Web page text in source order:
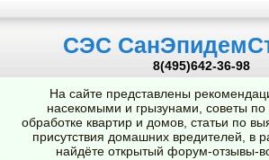
СЭС
8(495)642-36-98
На сайте представлены
насекомыми и грызунами, советы по
обработке квартир и домов, статьи по
присутствия домашних вредителей,
найдёте открытый форум-отзывы-